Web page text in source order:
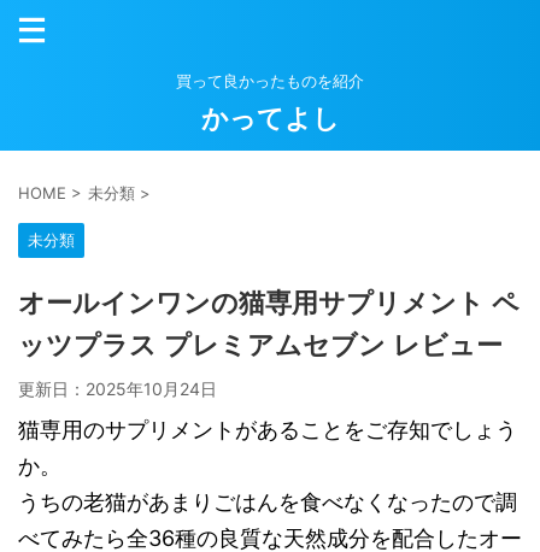
買って良かったものを紹介
かってよし
HOME > 未分類 >
未分類
オールインワンの猫専用サプリメント ペ
ッツプラス プレミアムセブン レビュー
更新日： 2025年10月24日
猫専用のサプリメントがあることをご存知でしょう
か。
うちの老猫があまりごはんを食べなくなったので調
べてみたら全36種の良質な天然成分を配合したオー